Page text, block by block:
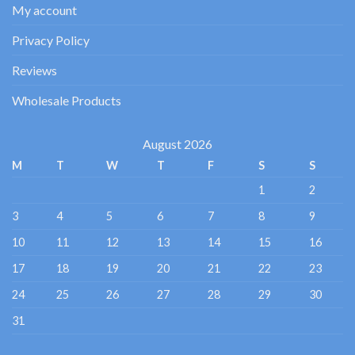
My account
Privacy Policy
Reviews
Wholesale Products
August 2026
M T W T F S
S
1
2
3
4 5 6 7 8
9
10
11 12 13 14 15
16
17
18 19 20 21 22
23
24
25 26 27 28 29
30
31